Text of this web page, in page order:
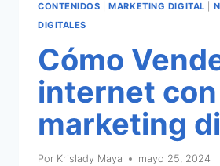
CONTENIDOS |MARKETING DIGITAL
DIGITALES
Cómo
internet con
marketing
Por Krislady Maya mayo 25, 2024